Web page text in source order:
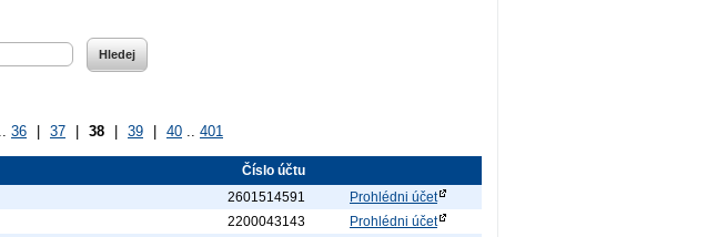
.. 36 37 38 39 40 .. 401
Číslo účtu
2601514591
Prohlédni účet
2200043143
Prohlédni účet